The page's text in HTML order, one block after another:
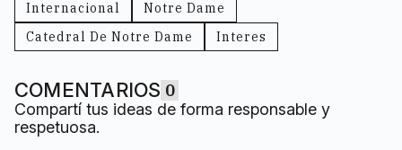
Internacional
Notre Dame
Catedral De Notre Dame
Interes
COMENTARIOS 0
Compartí tus ideas de forma responsable y
respetuosa.